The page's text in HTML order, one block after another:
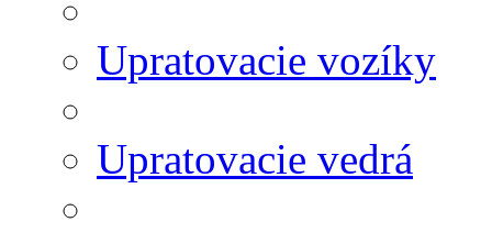
Upratovacie vozíky
Upratovacie vedrá